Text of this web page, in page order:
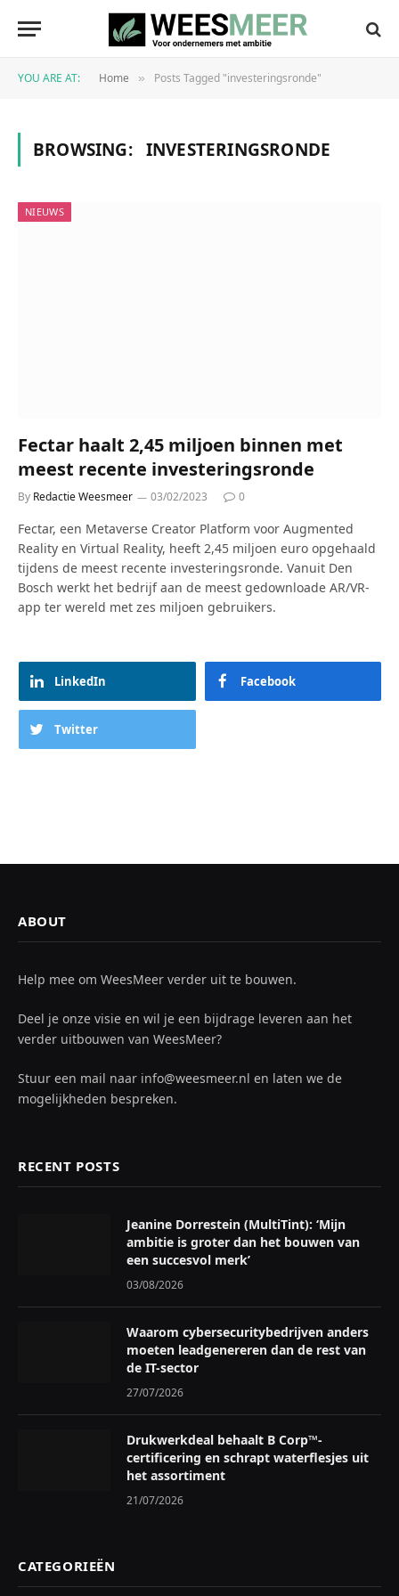
YOU ARE AT: Home » Posts Tagged "investeringsronde"
BROWSING: INVESTERINGSRONDE
NIEUWS
Fectar haalt 2,45 miljoen binnen met
meest recente investeringsronde
By Redactie Weesmeer 03/02/2023 0
Fectar, een Metaverse Creator Platform voor Augmented
Reality en Virtual Reality, heeft 2,45 miljoen euro opgehaald
tijdens de meest recente investeringsronde. Vanuit Den
Bosch werkt het bedrijf aan de meest gedownloade AR/VR-
app ter wereld met zes miljoen gebruikers.
LinkedIn Facebook
Twitter
ABOUT
Help mee om WeesMeer verder uit te bouwen.
Deel je onze visie en wil je een bijdrage leveren aan het
verder uitbouwen van WeesMeer?
Stuur een mail naar info@weesmeer.nl en laten we de
mogelijkheden bespreken.
RECENT POSTS
Jeanine Dorrestein (MultiTint): ‘Mijn
ambitie is groter dan het bouwen van
een succesvol merk’
03/08/2026
Waarom cybersecuritybedrijven anders
moeten leadgenereren dan de rest van
de IT-sector
27/07/2026
Drukwerkdeal behaalt B Corp™-
certificering en schrapt waterflesjes uit
het assortiment
21/07/2026
CATEGORIEËN